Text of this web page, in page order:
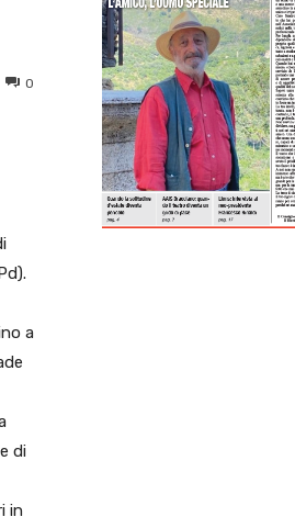
0
Tumblr
a
di
in